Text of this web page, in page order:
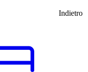
Indietro